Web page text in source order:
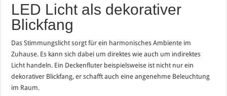
LED Licht als dekorativer
Blickfang
Das Stimmungslicht sorgt für ein harmonisches Ambiente im
Zuhause. Es kann sich dabei um direktes wie auch um indirektes
Licht handeln. Ein Deckenfluter beispielsweise ist nicht nur ein
dekorativer Blickfang, er schafft auch eine angenehme Beleuchtung
im Raum.